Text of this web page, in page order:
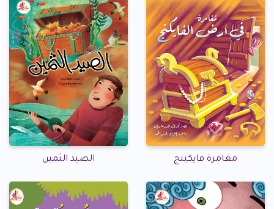
مغامرة فايكينج الصيد الثمين